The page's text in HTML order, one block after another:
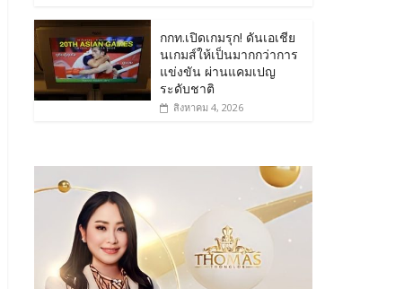
กกท.เปิดเกมรุก! ดันเอเชีย
นเกมส์ให้เป็นมากกว่าการ
แข่งขัน ผ่านแคมเปญ
ระดับชาติ
สิงหาคม 4, 2026